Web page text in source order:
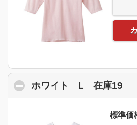
ホワイト L 在庫19
標準価